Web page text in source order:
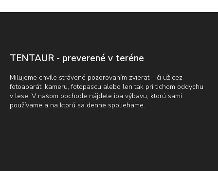
Z
TENTAUR - preverené v teréne
Milujeme chvíle strávené pozorovaním zvierat – či už cez
fotoaparát, kameru, fotopascu alebo len tak pri tichom oddychu
v lese. V našom obchode nájdete iba výbavu, ktorú sami
používame a na ktorú sa denne spoliehame.